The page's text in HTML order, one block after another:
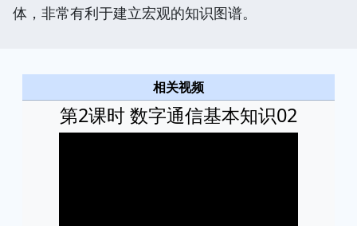
体，非常有利于建立宏观的知识图谱。
相关视频
第2课时 数字通信基本知识02